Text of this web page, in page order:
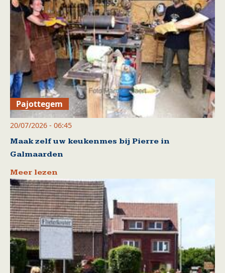
Pajottegem
20/07/2026 - 06:45
Maak zelf uw keukenmes bij Pierre in
Galmaarden
Meer lezen